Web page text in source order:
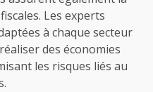
Les experts
à chaque secteur
des économies
les risques liés au